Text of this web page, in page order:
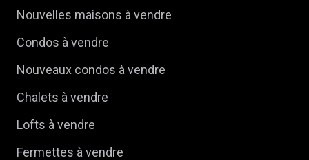
Nouvelles maisons à vendre
Condos à vendre
Nouveaux condos à vendre
Chalets à vendre
Lofts à vendre
Fermettes à vendre